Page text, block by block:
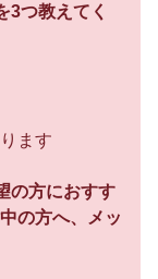
3つ教えてく
ます
の方におすす
の方へ、メッ